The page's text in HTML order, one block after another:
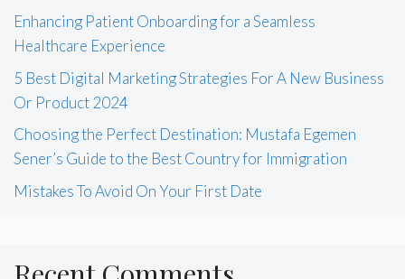
Enhancing Patient Onboarding for a Seamless
Healthcare Experience
5 Best Digital Marketing Strategies For A New Business
Or Product 2024
Choosing the Perfect Destination: Mustafa Egemen
Sener’s Guide to the Best Country for Immigration
Mistakes To Avoid On Your First Date